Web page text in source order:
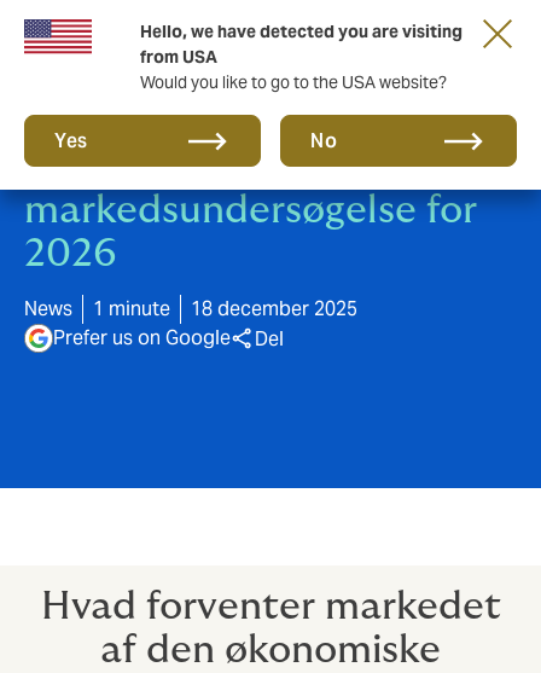
Hello, we have detected you are visiting
from USA
Would you like to go to the USA website?
Yes No
Deltag i Makropuls’
markedsundersøgelse for
2026
News 1 minute
18 december 2025
Prefer us on Google
Del
Hvad forventer markedet
af den økonomiske